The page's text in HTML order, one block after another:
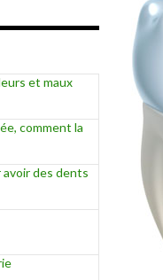
et maux
comment la
des dents